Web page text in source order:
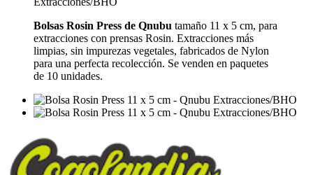
Bolsas Rosin Press de Qnubu tamaño 11 x 5 cm, para
extracciones con prensas Rosin. Extracciones más
limpias, sin impurezas vegetales, fabricados de Nylon
para una perfecta recolección. Se venden en paquetes
de 10 unidades.